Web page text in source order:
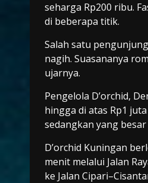
seharga Rp200 ribu.
di beberapa titik.
Salah satu
nagih. Suasananya
ujarnya.
Pengelola D’orchid,
hingga di atas Rp1
sedangkan yang
D’orchid Kuningan
menit melalui Jalan
ke Jalan